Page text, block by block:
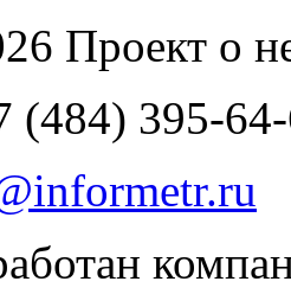
Проект о
(484) 395-